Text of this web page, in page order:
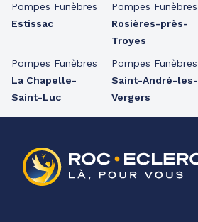
Pompes Funèbres
Estissac
Pompes Funèbres
La Chapelle-
Saint-Luc
Pompes Funèbres
Rosières-près-
Troyes
Pompes Funèbres
Saint-André-les-
Vergers